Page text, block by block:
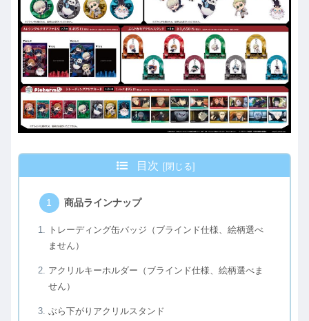
目次
商品ラインナップ
トレーディング缶バッジ（ブラインド仕様、絵柄選べ
ません）
アクリルキーホルダー（ブラインド仕様、絵柄選べま
せん）
ぶら下がりアクリルスタンド